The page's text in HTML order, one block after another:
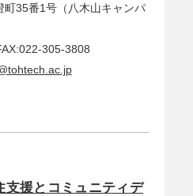
町35番1号（八木山キャンパ
305-3808
支援とコミュニティデ